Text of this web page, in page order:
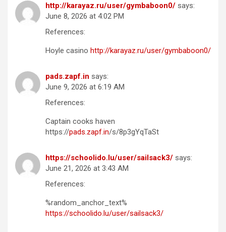
http://karayaz.ru/user/gymbaboon0/ says:
June 8, 2026 at 4:02 PM
References:
Hoyle casino http://karayaz.ru/user/gymbaboon0/
pads.zapf.in says:
June 9, 2026 at 6:19 AM
References:
Captain cooks haven
https://pads.zapf.in/s/8p3gYqTaSt
https://schoolido.lu/user/sailsack3/ says:
June 21, 2026 at 3:43 AM
References:
%random_anchor_text%
https://schoolido.lu/user/sailsack3/